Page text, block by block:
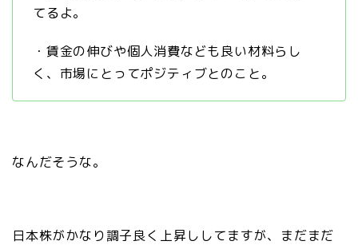
てるよ。
・賃金の伸びや個人消費なども良い材料らし
く、市場にとってポジティブとのこと。
なんだそうな。
日本株がかなり調子良く上昇ししてますが、まだまだ